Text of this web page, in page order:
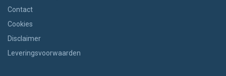
Contact
Cookies
Disclaimer
Leveringsvoorwaarden